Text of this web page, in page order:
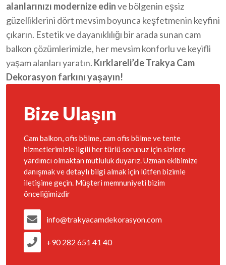
alanlarınızı modernize edinve bölgenin eşsiz
güzelliklerini dört mevsim boyunca keşfetmenin keyfini
çıkarın. Estetik ve dayanıklılığı bir arada sunan cam
balkon çözümlerimizle, her mevsim konforlu ve keyifli
yaşam alanları yaratın. Kırklareli’de Trakya Cam
Dekorasyon farkını yaşayın!
Bize Ulaşın
Cam balkon, ofis bölme, cam ofis bölme ve tente
hizmetlerimizle ilgili her türlü sorunuz için sizlere
yardımcı olmaktan mutluluk duyarız. Uzman ekibimize
danışmak ve detaylı bilgi almak için lütfen bizimle
iletişime geçin. Müşteri memnuniyeti bizim
önceliğimizdir
info@trakyacamdekorasyon.com
+90 282 651 41 40